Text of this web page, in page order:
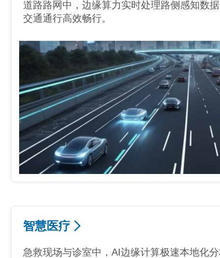
道路路网中，边缘算力实时处理路侧感知数
交通通行高效畅行。
智慧医疗
急救现场与诊室中，AI边缘计算极速本地化